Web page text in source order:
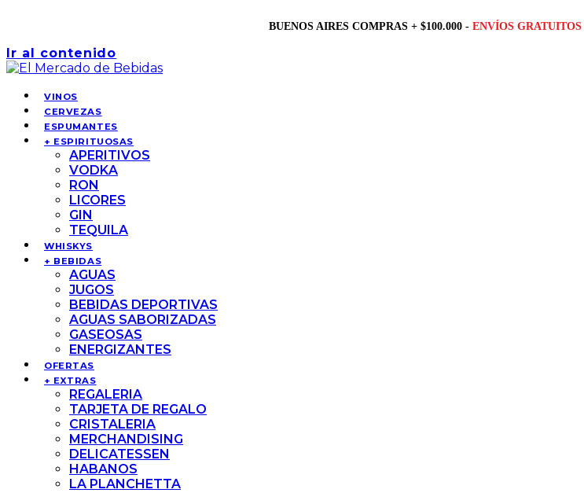
BUENOS AIRES COMPRAS + $100.000 - ENVÍOS GRATUITOS
Ir al contenido
VINOS
CERVEZAS
ESPUMANTES
+ ESPIRITUOSAS
APERITIVOS
VODKA
RON
LICORES
GIN
TEQUILA
WHISKYS
+ BEBIDAS
AGUAS
JUGOS
BEBIDAS DEPORTIVAS
AGUAS SABORIZADAS
GASEOSAS
ENERGIZANTES
OFERTAS
+ EXTRAS
REGALERIA
TARJETA DE REGALO
CRISTALERIA
MERCHANDISING
DELICATESSEN
HABANOS
LA PLANCHETTA